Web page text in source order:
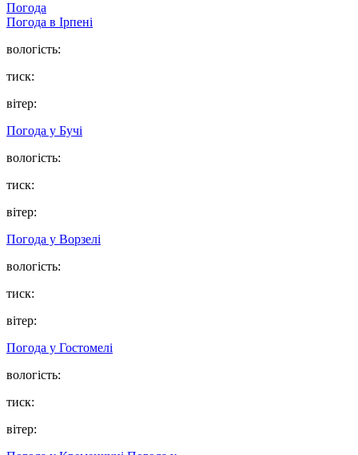
Погода
Погода в Ірпені
вологість:
тиск:
вітер:
Погода у Бучі
вологість:
тиск:
вітер:
Погода у Ворзелі
вологість:
тиск:
вітер:
Погода у Гостомелі
вологість:
тиск:
вітер: